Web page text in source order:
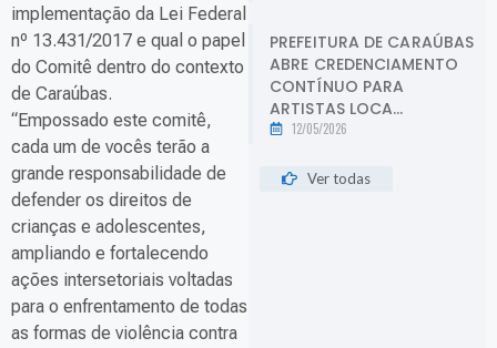
implementação da Lei Federal
nº 13.431/2017 e qual o papel
do Comitê dentro do contexto
de Caraúbas.
“Empossado este comitê,
cada um de vocês terão a
grande responsabilidade de
defender os direitos de
crianças e adolescentes,
ampliando e fortalecendo
ações intersetoriais voltadas
para o enfrentamento de todas
as formas de violência contra
PREFEITURA DE CARAÚBAS
ABRE CREDENCIAMENTO
CONTÍNUO PARA
ARTISTAS LOCA...
12/05/2026
Ver todas